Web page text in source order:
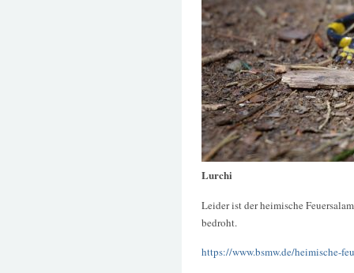
Lurchi
Leider ist der heimische
bedroht.
https://www.bsmw.de/heimische-